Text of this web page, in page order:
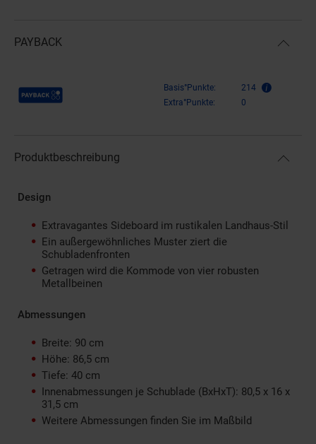
PAYBACK
Payback Punkte Basis°Punkte:
214
Extra°Punkte:
0
Produktbeschreibung
Design
Extravagantes Sideboard im rustikalen Landhaus-Stil
Ein außergewöhnliches Muster ziert die
Schubladenfronten
Getragen wird die Kommode von vier robusten
Metallbeinen
Abmessungen
Breite: 90 cm
Höhe: 86,5 cm
Tiefe: 40 cm
Innenabmessungen je Schublade (BxHxT): 80,5 x 16 x
31,5 cm
Weitere Abmessungen finden Sie im Maßbild